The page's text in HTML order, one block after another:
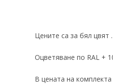
Цените са за бял цвят .
Оцветяване по RAL +
В цената на